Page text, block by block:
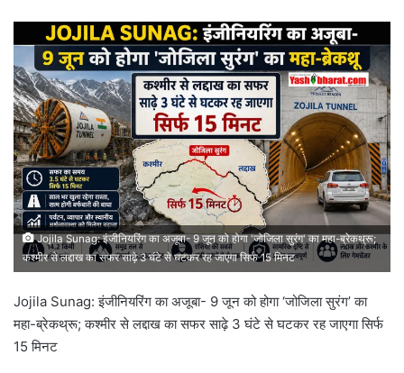
Jojila Sunag: इंजीनियरिंग का अजूबा- 9 जून को होगा 'जोजिला सुरंग' का महा-ब्रेकथ्रू;
कश्मीर से लद्दाख का सफर साढ़े 3 घंटे से घटकर रह जाएगा सिर्फ 15 मिनट
Jojila Sunag: इंजीनियरिंग का अजूबा- 9 जून को होगा ‘जोजिला सुरंग’ का
महा-ब्रेकथ्रू; कश्मीर से लद्दाख का सफर साढ़े 3 घंटे से घटकर रह जाएगा सिर्फ
15 मिनट